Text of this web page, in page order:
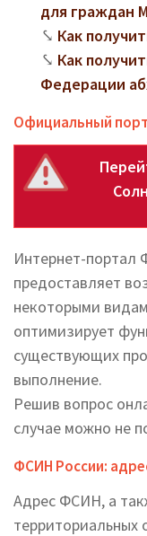
для граждан
Как
Как
Федерации
Официальный
Интернет-портал
предоставляет
некоторыми
оптимизирует
существующих
выполнение.
Решив вопрос
случае можно не
ФСИН России:
Адрес ФСИН, а
территориальных